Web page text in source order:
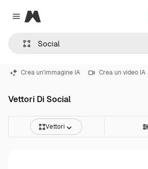
Close menu
Magnific
Crea un'immagine IA Crea un video IA
Vettori Di Social
Vettori